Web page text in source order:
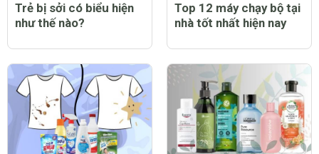
Trẻ bị sởi có biểu hiện
như thế nào?
Top 12 máy chạy bộ tại
nhà tốt nhất hiện nay